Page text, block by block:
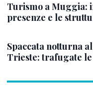
Turismo a Muggia:
presenze e le
Spaccata notturna
Trieste: trafugate